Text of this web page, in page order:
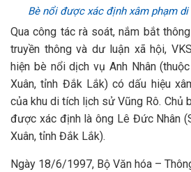
Bè nổi được xác định xâm phạm
Qua công tác rà soát, nắm bắt
truyền thông và dư luận xã hội,
hiện bè nổi dịch vụ Anh Nhân
Xuân, tỉnh Đắk Lắk) có dấu hiệu
của khu di tích lịch sử Vũng Rô. Chủ
được xác định là ông Lê Đức Nhân
Xuân, tỉnh Đắk Lắk).
Ngày 18/6/1997, Bộ Văn hóa –